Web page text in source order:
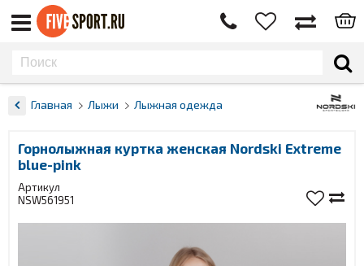
Главная Лыжи Лыжная одежда
Горнолыжная куртка женская Nordski Extreme
blue-pink
Артикул
NSW561951